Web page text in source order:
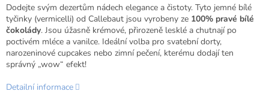
Dodejte svým dezertům nádech elegance a čistoty. Tyto jemné bílé
tyčinky (vermicelli) od Callebaut jsou vyrobeny ze 100% pravé bílé
čokolády. Jsou úžasně krémové, přirozeně lesklé a chutnají po
poctivém mléce a vanilce. Ideální volba pro svatební dorty,
narozeninové cupcakes nebo zimní pečení, kterému dodají ten
správný „wow“ efekt!
Detailní informace